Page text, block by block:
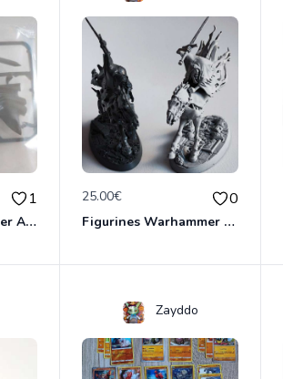
1
Figurine Warhammer AOS
25.00€ 0
Figurines Warhammer AOS
Zayddo